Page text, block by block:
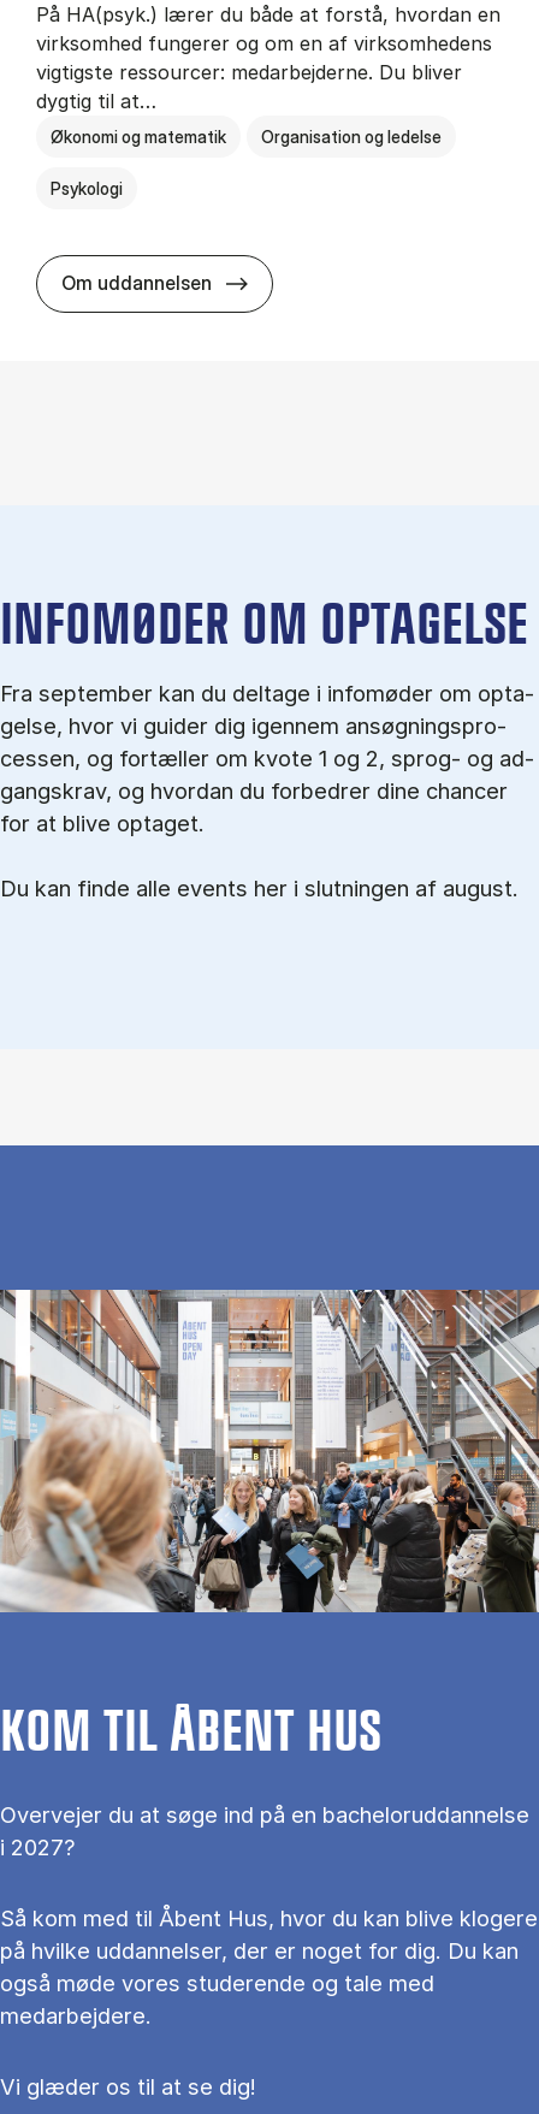
På HA(psyk.) lærer du både at forstå, hvordan en
virksomhed fungerer og om en af virksomhedens
vigtigste ressourcer: medarbejderne. Du bliver
dygtig til at…
Økonomi og matematik Organisation og ledelse
Psykologi
Om uddannelsen HA(psyk.) - erhvervs­økonomi og
IN­FO­MØ­DER OM OP­TA­GEL­SE
Fra september kan du del­tage i in­fo­mø­der om op­ta­
gel­se, hvor vi gu­i­der dig igen­nem an­søg­nings­pro­
ces­sen, og for­tæl­ler om kvo­te 1 og 2, sprog- og ad­
gangs­krav, og hvordan du forbedrer dine chancer
for at blive optaget.
Du kan finde alle events her i slutningen af august.
KOM TIL ÅBENT HUS
Overvejer du at søge ind på en bacheloruddannelse
i 2027?
Så kom med til Åbent Hus, hvor du kan blive klogere
på hvilke uddannelser, der er noget for dig. Du kan
også møde vores studerende og tale med
medarbejdere.
Vi glæder os til at se dig!